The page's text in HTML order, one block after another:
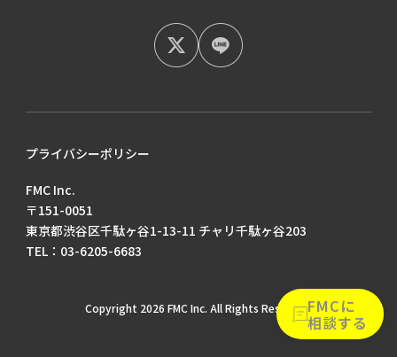
プライバシーポリシー
FMC Inc.
〒151-0051
東京都渋谷区千駄ヶ谷1-13-11 チャリ千駄ヶ谷203
TEL：03-6205-6683
Copyright 2026 FMC Inc. All Rights Reserved.FMCに
相談する